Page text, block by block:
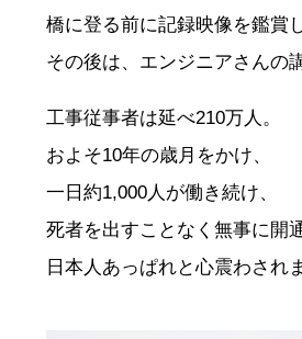
橋に登る前に記録映像を鑑賞
その後は、エンジニアさんの
工事従事者は延べ210万人。
およそ10年の歳月をかけ、
一日約1,000人が働き続け、
死者を出すことなく無事に開
日本人あっぱれと心震わされ